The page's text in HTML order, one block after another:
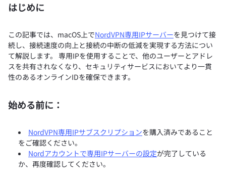
はじめに
この記事では、macOS上でNordVPN専用IPサーバーを見つけて接
続し、接続速度の向上と接続の中断の低減を実現する方法につい
て解説します。 専用IPを使用することで、他のユーザーとアドレ
スを共有されなくなり、セキュリティサービスにおいてより一貫
性のあるオンラインIDを確保できます。
始める前に：
NordVPN専用IPサブスクリプションを購入済みであること
をご確認ください。
Nordアカウントで専用IPサーバーの設定が完了している
か、再度確認してください。